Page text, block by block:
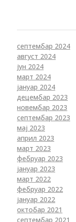
септембар 2024
август 2024
јун 2024
март 2024
јануар 2024
децембар 2023
новембар 2023
септембар 2023
мај 2023
април 2023
март 2023
фебруар 2023
јануар 2023
март 2022
фебруар 2022
јануар 2022
октобар 2021
септембар 2021